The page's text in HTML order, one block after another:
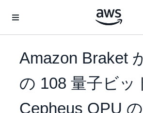
Amazon Braket
の 108 量子ビッ
Cepheus QPU